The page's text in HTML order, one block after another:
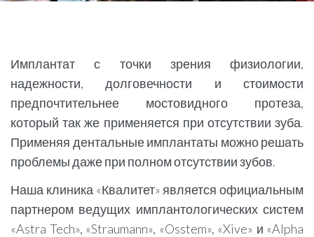
Имплантат с точки зрения физиологии,
надежности, долговечности и стоимости
предпочтительнее мостовидного протеза,
который так же применяется при отсутствии зуба.
Применяя дентальные имплантаты можно решать
проблемы даже при полном отсутствии зубов.
Наша клиника «Квалитет» является официальным
партнером ведущих имплантологических систем
«Astra Tech», «Straumann», «Osstem», «Xive» и «Alpha